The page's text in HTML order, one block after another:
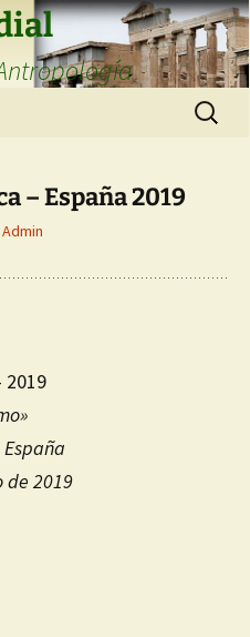
Buscar:
– España 2019
Admin
2019
de 2019